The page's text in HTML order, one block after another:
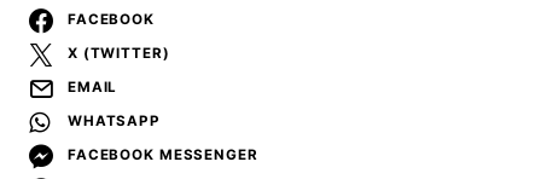
FACEBOOK
X (TWITTER)
EMAIL
WHATSAPP
FACEBOOK MESSENGER